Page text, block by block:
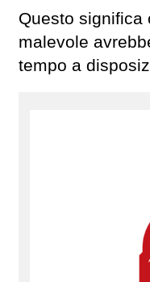
Questo significa
malevole
tempo a